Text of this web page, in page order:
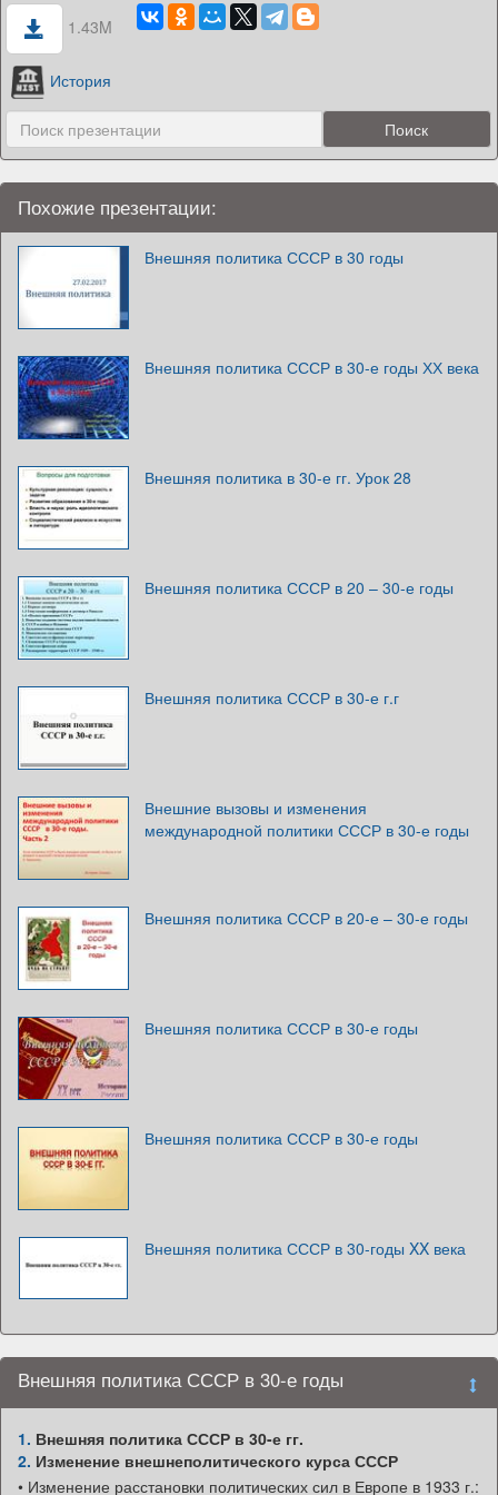
1.43M
История
Похожие презентации:
Внешняя политика СССР в 30 годы
Внешняя политика СССР в 30-е годы ХХ века
Внешняя политика в 30-е гг. Урок 28
Внешняя политика СССР в 20 – 30-е годы
Внешняя политика СССР в 30-е г.г
Внешние вызовы и изменения
международной политики СССР в 30-е годы
Внешняя политика СССР в 20-е – 30-е годы
Внешняя политика СССР в 30-е годы
Внешняя политика СССР в 30-е годы
Внешняя политика СССР в 30-годы XX века
Внешняя политика СССР в 30-е годы
1. Внешняя политика СССР в 30-е гг.
2. Изменение внешнеполитического курса СССР
• Изменение расстановки политических сил в Европе в 1933 г.: